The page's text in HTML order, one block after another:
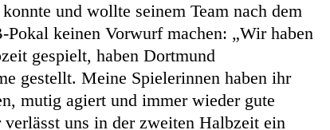
und wollte seinem Team nach dem
Pokal keinen Vorwurf machen: „Wir haben
gespielt, haben Dortmund
gestellt. Meine Spielerinnen haben ihr
mutig agiert und immer wieder gute
uns in der zweiten Halbzeit ein